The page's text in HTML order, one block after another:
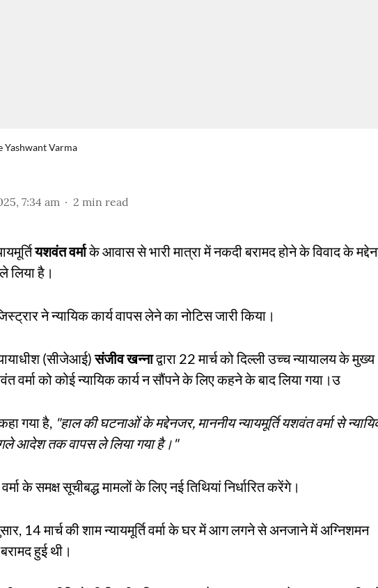
Yashwant Varma
7:34 am 2 min read
यशवंत वर्माके आवास से भारी मात्रा में नकदी बरामद होने के विवाद के
लिया है।
ने न्यायिक कार्य वापस लेने का नोटिस जारी किया।
(सीजेआई)संजीव खन्नाद्वारा 22 मार्च को दिल्ली उच्च न्यायालय के मुख्य
वर्मा को कोई न्यायिक कार्य न सौंपने के लिए कहने के बाद लिया गया।उ
गया है, "हाल की घटनाओं के मद्देनजर, माननीय न्यायमूर्ति यशवंत वर्मा से
आदेश तक वापस ले लिया गया है।"
वर्मा के समक्ष सूचीबद्ध मामलों के लिए नई तिथियां निर्धारित करेंगे।
14 मार्च की शाम न्यायमूर्ति वर्मा के घर में आग लगने से अनजाने में अग्निशमन
हुई थी।